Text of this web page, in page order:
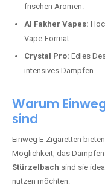
frischen Aromen.
Al Fakher Vapes:
Vape-Format.
Crystal Pro: Edles
intensives Dampfen.
Warum
sind
Einweg E-Zigaretten
Möglichkeit, das
Stürzelbach sind sie
nutzen möchten: